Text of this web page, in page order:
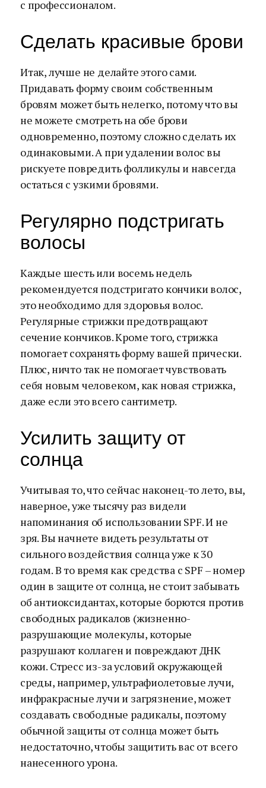
с профессионалом.
Сделать красивые брови
Итак, лучше не делайте этого сами.
Придавать форму своим собственным
бровям может быть нелегко, потому что вы
не можете смотреть на обе брови
одновременно, поэтому сложно сделать их
одинаковыми. А при удалении волос вы
рискуете повредить фолликулы и навсегда
остаться с узкими бровями.
Регулярно подстригать
волосы
Каждые шесть или восемь недель
рекомендуется подстригато кончики волос,
это необходимо для здоровья волос.
Регулярные стрижки предотвращают
сечение кончиков. Кроме того, стрижка
помогает сохранять форму вашей прически.
Плюс, ничто так не помогает чувствовать
себя новым человеком, как новая стрижка,
даже если это всего сантиметр.
Усилить защиту от
солнца
Учитывая то, что сейчас наконец-то лето, вы,
наверное, уже тысячу раз видели
напоминания об использовании SPF. И не
зря. Вы начнете видеть результаты от
сильного воздействия солнца уже к 30
годам. В то время как средства с SPF – номер
один в защите от солнца, не стоит забывать
об антиоксидантах, которые борются против
свободных радикалов (жизненно-
разрушающие молекулы, которые
разрушают коллаген и повреждают ДНК
кожи. Стресс из-за условий окружающей
среды, например, ультрафиолетовые лучи,
инфракрасные лучи и загрязнение, может
создавать свободные радикалы, поэтому
обычной защиты от солнца может быть
недостаточно, чтобы защитить вас от всего
нанесенного урона.